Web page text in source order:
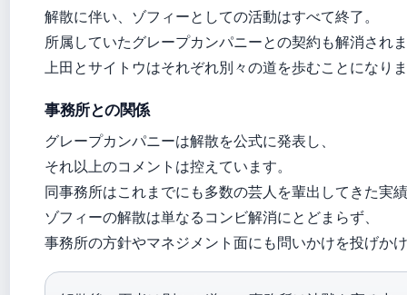
解散に伴い、ゾフィーとしての活動はすべて終了。
所属していたグレープカンパニーとの契約も解消され
上田とサイトウはそれぞれ別々の道を歩むことになり
事務所との関係
グレープカンパニーは解散を公式に発表し、
それ以上のコメントは控えています。
同事務所はこれまでにも多数の芸人を輩出してきた実
ゾフィーの解散は単なるコンビ解消にとどまらず、
事務所の方針やマネジメント面にも問いかけを投げか